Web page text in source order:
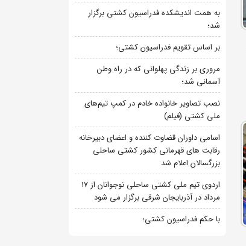
به همت اندیشکده فدراسیون کشتی برگزار
شد؛
بر اساس تقویم فدراسیون کشتی؛
مروری بر زندگی پهلوانی که در راه وطن
آسمانی شد؛
نصب تصاویر خانواده خادم در کمپ تیم‌های
ملی کشتی (فیلم)
اسامی داوران قضاوت کننده و اعضای دبیرخانه
رقابت های قهرمانی کشور کشتی ساحلی
بزرگسالان اعلام شد
اردوی تیم ملی کشتی ساحلی نوجوانان از 17
مرداد در آذربایجان شرقی برگزار می شود
با حکم فدراسیون کشتی؛